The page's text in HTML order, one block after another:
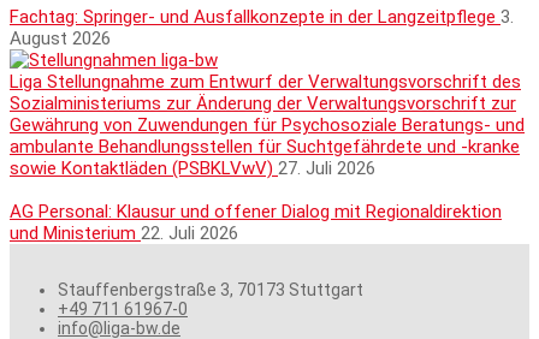
Fachtag: Springer- und Ausfallkonzepte in der Langzeitpflege 3.
August 2026
Liga Stellungnahme zum Entwurf der Verwaltungsvorschrift des
Sozialministeriums zur Änderung der Verwaltungsvorschrift zur
Gewährung von Zuwendungen für Psychosoziale Beratungs- und
ambulante Behandlungsstellen für Suchtgefährdete und -kranke
sowie Kontaktläden (PSBKLVwV) 27. Juli 2026
AG Personal: Klausur und offener Dialog mit Regionaldirektion
und Ministerium 22. Juli 2026
Stauffenbergstraße 3, 70173 Stuttgart
+49 711 61967-0
info@liga-bw.de